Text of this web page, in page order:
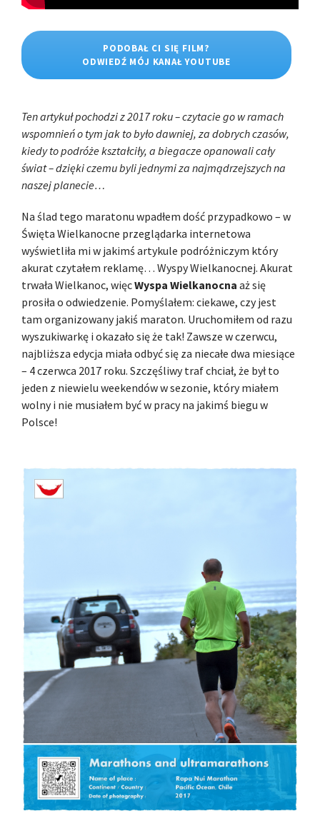
PODOBAŁ CI SIĘ FILM?
ODWIEDŹ MÓJ KANAŁ YOUTUBE
Ten artykuł pochodzi z 2017 roku – czytacie go w ramach
wspomnień o tym jak to było dawniej, za dobrych czasów,
kiedy to podróże kształciły, a biegacze opanowali cały
świat – dzięki czemu byli jednymi za najmądrzejszych na
naszej planecie…
Na ślad tego maratonu wpadłem dość przypadkowo – w
Święta Wielkanocne przeglądarka internetowa
wyświetliła mi w jakimś artykule podróżniczym który
akurat czytałem reklamę… Wyspy Wielkanocnej. Akurat
trwała Wielkanoc, więcWyspa Wielkanocna aż się
prosiła o odwiedzenie. Pomyślałem: ciekawe, czy jest
tam organizowany jakiś maraton. Uruchomiłem od razu
wyszukiwarkę i okazało się że tak! Zawsze w czerwcu,
najbliższa edycja miała odbyć się za niecałe dwa miesiące
– 4 czerwca 2017 roku. Szczęśliwy traf chciał, że był to
jeden z niewielu weekendów w sezonie, który miałem
wolny i nie musiałem być w pracy na jakimś biegu w
Polsce!